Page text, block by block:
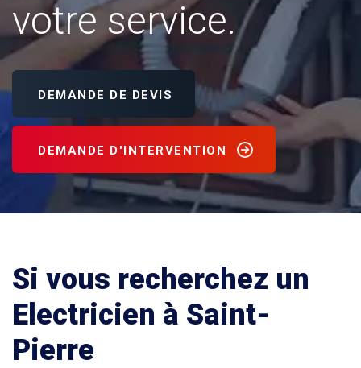
votre service.
DEMANDE DE DEVIS
DEMANDE D'INTERVENTION
Si vous recherchez un
Electricien à Saint-
Pierre